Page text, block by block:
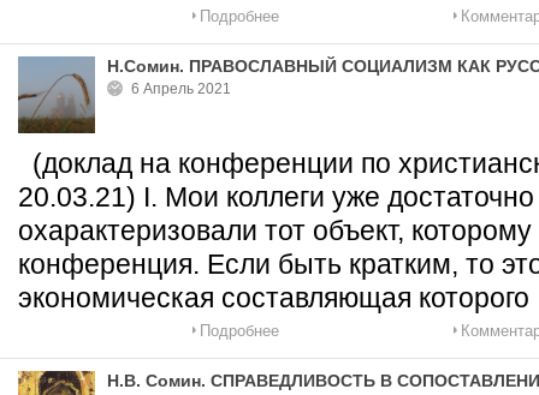
Подробнее
Н.Сомин. ПРАВОСЛАВНЫЙ СОЦИАЛИЗМ КАК
6 Апрель 2021
(доклад на конференции по
20.03.21) I. Мои коллеги уже
охарактеризовали тот объект,
конференция. Если быть кратким, то
экономическая составляющая которого
Подробнее
Н.В. Сомин. СПРАВЕДЛИВОСТЬ В